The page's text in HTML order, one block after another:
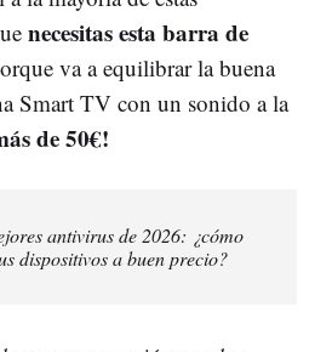
necesitas esta barra de
va a equilibrar la buena
Smart TV con un sonido a la
de 50€!
antivirus de 2026: ¿cómo
dispositivos a buen precio?